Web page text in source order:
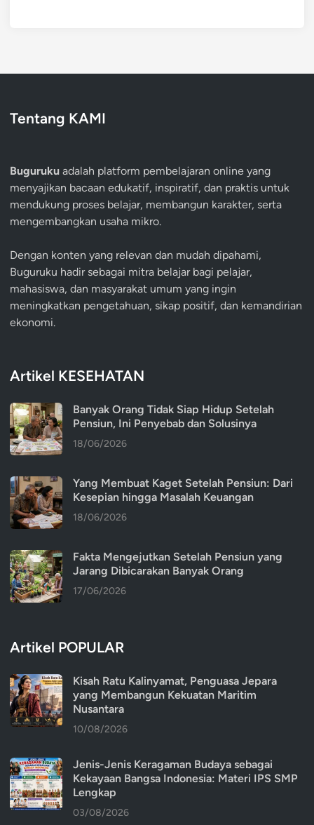
Tentang KAMI
Buguruku adalah platform pembelajaran online yang
menyajikan bacaan edukatif, inspiratif, dan praktis untuk
mendukung proses belajar, membangun karakter, serta
mengembangkan usaha mikro.
Dengan konten yang relevan dan mudah dipahami,
Buguruku hadir sebagai mitra belajar bagi pelajar,
mahasiswa, dan masyarakat umum yang ingin
meningkatkan pengetahuan, sikap positif, dan kemandirian
ekonomi.
Artikel KESEHATAN
Banyak Orang Tidak Siap Hidup Setelah
Pensiun, Ini Penyebab dan Solusinya
18/06/2026
Yang Membuat Kaget Setelah Pensiun: Dari
Kesepian hingga Masalah Keuangan
18/06/2026
Fakta Mengejutkan Setelah Pensiun yang
Jarang Dibicarakan Banyak Orang
17/06/2026
Artikel POPULAR
Kisah Ratu Kalinyamat, Penguasa Jepara
yang Membangun Kekuatan Maritim
Nusantara
10/08/2026
Jenis-Jenis Keragaman Budaya sebagai
Kekayaan Bangsa Indonesia: Materi IPS SMP
Lengkap
03/08/2026